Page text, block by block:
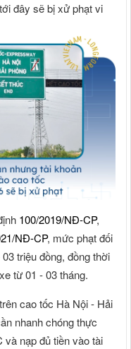
đây sẽ bị xử phạt vi
100/2019/NĐ-CP,
NĐ-CP, mức phạt đối
triệu đồng, đồng thời
từ 01 - 03 tháng.
cao tốc Hà Nội - Hải
nhanh chóng thực
và nạp đủ tiền vào tài